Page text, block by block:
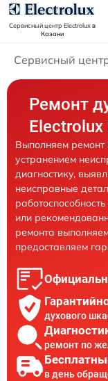
Сервисный центр Electroluxв
Казани
Сервисный
Ремонт
Electrolux
Выполняем ремонт
устранением
диагностику,
неисправные
или
ремонта
предоставляем
духового
ремонт по
в день